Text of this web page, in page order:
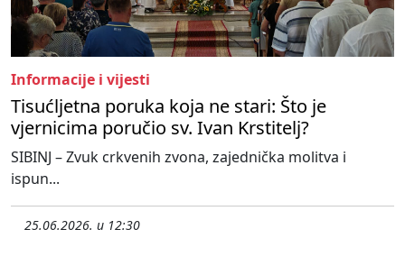
Informacije i vijesti
Tisućljetna poruka koja ne stari: Što je
vjernicima poručio sv. Ivan Krstitelj?
SIBINJ – Zvuk crkvenih zvona, zajednička molitva i
ispun...
25.06.2026. u 12:30